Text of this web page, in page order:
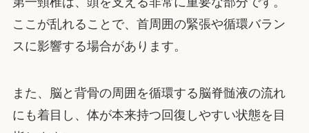
ここが乱れることで、首周囲の緊張や循環バラン
スに影響する場合があります。
また、脳と背骨の周囲を循環する脳脊髄液の流れ
にも着目し、体が本来持つ回復しやすい状態を目